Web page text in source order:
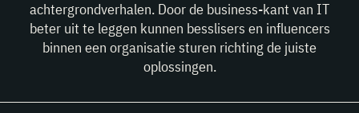
achtergrondverhalen. Door de business-kant van IT
beter uit te leggen kunnen besslisers en influencers
binnen een organisatie sturen richting de juiste
oplossingen.